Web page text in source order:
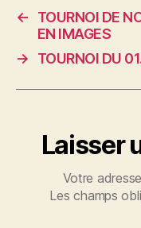
←
TOURNOI DE
EN IMAGES
→
TOURNOI DU
Laisser
Votre
Les champs